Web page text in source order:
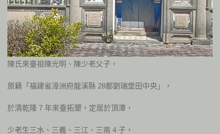
陳氏來臺祖陳光明、陳少老父子，
原籍「福建省漳洲府龍溪縣 28都劉瑞堡田中央」，
於清乾隆 7 年來臺拓墾，定居於頂潭，
少老生三水、三義、三江、三南 4 子，